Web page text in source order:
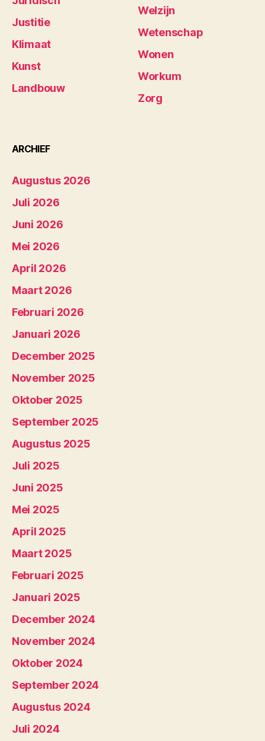
Justitie
Klimaat
Kunst
Landbouw
Welzijn
Wetenschap
Wonen
Workum
Zorg
ARCHIEF
Augustus 2026
Juli 2026
Juni 2026
Mei 2026
April 2026
Maart 2026
Februari 2026
Januari 2026
December 2025
November 2025
Oktober 2025
September 2025
Augustus 2025
Juli 2025
Juni 2025
Mei 2025
April 2025
Maart 2025
Februari 2025
Januari 2025
December 2024
November 2024
Oktober 2024
September 2024
Augustus 2024
Juli 2024